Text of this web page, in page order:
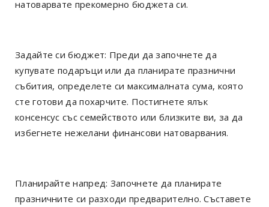
натоварвате прекомерно бюджета си.
Задайте си бюджет: Преди да започнете да
купувате подаръци или да планирате празнични
събития, определете си максималната сума, която
сте готови да похарчите. Постигнете ялък
консенсус със семейството или близките ви, за да
избегнете нежелани финансови натоварвания.
Планирайте напред: Започнете да планирате
празничните си разходи предварително. Съставете